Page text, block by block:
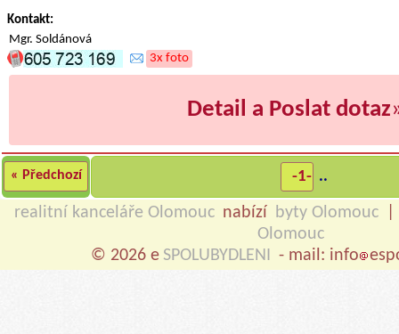
Kontakt:
Mgr. Soldánová
3x foto
Detail a Poslat dotaz
« Předchozí -1- ..
realitní kanceláře Olomouc nabízí byty Olomouc
Olomouc
© 2026 e SPOLUBYDLENI - mail: info